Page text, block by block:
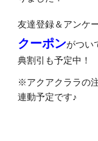
友達登録＆アンケ
クーポンがつい
典割引も予定中！
※アクアクララの
連動予定です♪